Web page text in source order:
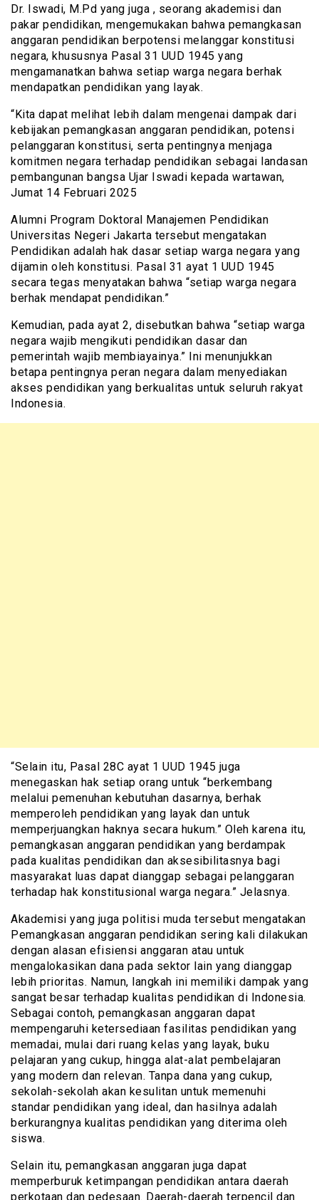
Dr. Iswadi, M.Pd yang juga , seorang akademisi dan
pakar pendidikan, mengemukakan bahwa pemangkasan
anggaran pendidikan berpotensi melanggar konstitusi
negara, khususnya Pasal 31 UUD 1945 yang
mengamanatkan bahwa setiap warga negara berhak
mendapatkan pendidikan yang layak.
“Kita dapat melihat lebih dalam mengenai dampak dari
kebijakan pemangkasan anggaran pendidikan, potensi
pelanggaran konstitusi, serta pentingnya menjaga
komitmen negara terhadap pendidikan sebagai landasan
pembangunan bangsa Ujar Iswadi kepada wartawan,
Jumat 14 Februari 2025
Alumni Program Doktoral Manajemen Pendidikan
Universitas Negeri Jakarta tersebut mengatakan
Pendidikan adalah hak dasar setiap warga negara yang
dijamin oleh konstitusi. Pasal 31 ayat 1 UUD 1945
secara tegas menyatakan bahwa “setiap warga negara
berhak mendapat pendidikan.”
Kemudian, pada ayat 2, disebutkan bahwa “setiap warga
negara wajib mengikuti pendidikan dasar dan
pemerintah wajib membiayainya.” Ini menunjukkan
betapa pentingnya peran negara dalam menyediakan
akses pendidikan yang berkualitas untuk seluruh rakyat
Indonesia.
“Selain itu, Pasal 28C ayat 1 UUD 1945 juga
menegaskan hak setiap orang untuk “berkembang
melalui pemenuhan kebutuhan dasarnya, berhak
memperoleh pendidikan yang layak dan untuk
memperjuangkan haknya secara hukum.” Oleh karena itu,
pemangkasan anggaran pendidikan yang berdampak
pada kualitas pendidikan dan aksesibilitasnya bagi
masyarakat luas dapat dianggap sebagai pelanggaran
terhadap hak konstitusional warga negara.” Jelasnya.
Akademisi yang juga politisi muda tersebut mengatakan
Pemangkasan anggaran pendidikan sering kali dilakukan
dengan alasan efisiensi anggaran atau untuk
mengalokasikan dana pada sektor lain yang dianggap
lebih prioritas. Namun, langkah ini memiliki dampak yang
sangat besar terhadap kualitas pendidikan di Indonesia.
Sebagai contoh, pemangkasan anggaran dapat
mempengaruhi ketersediaan fasilitas pendidikan yang
memadai, mulai dari ruang kelas yang layak, buku
pelajaran yang cukup, hingga alat-alat pembelajaran
yang modern dan relevan. Tanpa dana yang cukup,
sekolah-sekolah akan kesulitan untuk memenuhi
standar pendidikan yang ideal, dan hasilnya adalah
berkurangnya kualitas pendidikan yang diterima oleh
siswa.
Selain itu, pemangkasan anggaran juga dapat
memperburuk ketimpangan pendidikan antara daerah
perkotaan dan pedesaan. Daerah-daerah terpencil dan